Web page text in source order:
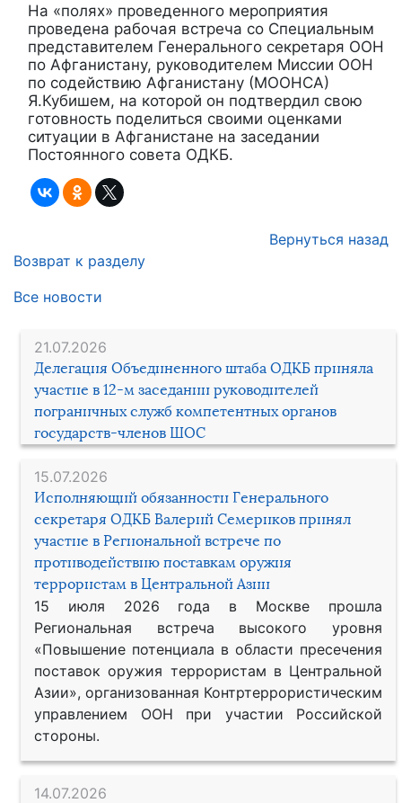
21.07.2026
Делегация Объединенного штаба ОДКБ приняла
участие в 12-м заседании руководителей
пограничных служб компетентных органов
государств-членов ШОС
15.07.2026
Исполняющий обязанности Генерального
секретаря ОДКБ Валерий Семериков принял
участие в Региональной встрече по
противодействию поставкам оружия
террористам в Центральной Азии
15 июля 2026 года в Москве прошла
Региональная встреча высокого уровня
«Повышение потенциала в области пресечения
поставок оружия террористам в Центральной
Азии», организованная Контртеррористическим
управлением ООН при участии Российской
стороны.
14.07.2026
На «полях» проведенного мероприятия
проведена рабочая встреча со Специальным
представителем Генерального секретаря ООН
по Афганистану, руководителем Миссии ООН
по содействию Афганистану (МООНСА)
Я.Кубишем, на которой он подтвердил свою
готовность поделиться своими оценками
ситуации в Афганистане на заседании
Постоянного совета ОДКБ.
Вернуться назад
Возврат к разделу
Все новости